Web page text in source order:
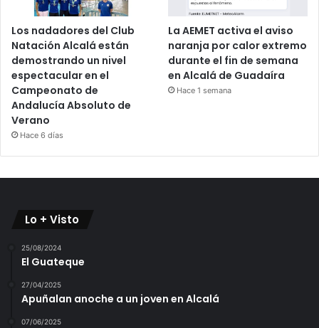
Los nadadores del Club
Natación Alcalá están
demostrando un nivel
espectacular en el
Campeonato de
Andalucía Absoluto de
Verano
Hace 6 días
La AEMET activa el aviso
naranja por calor extremo
durante el fin de semana
en Alcalá de Guadaíra
Hace 1 semana
Lo + Visto
25/08/2024
El Guateque
27/04/2025
Apuñalan anoche a un joven en Alcalá
07/06/2025